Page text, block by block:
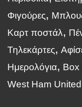
Φιγούρες
Καρτ ποστάλ
Τηλεκάρτες
Ημερολόγια
Box
West Ham United